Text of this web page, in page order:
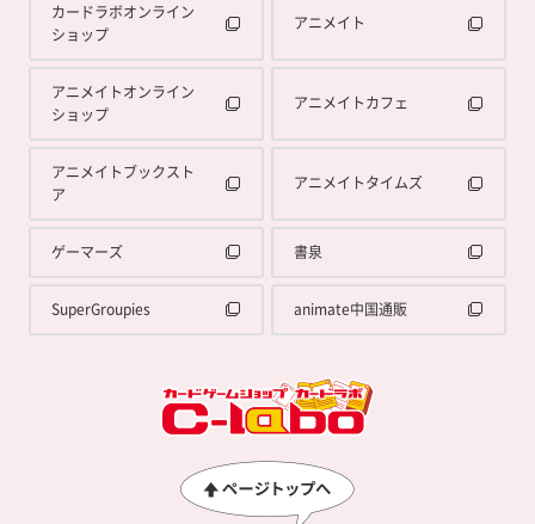
カードラボオンライン
ショップ
アニメイト
アニメイトオンライン
ショップ
アニメイトカフェ
アニメイトブックスト
ア
アニメイトタイムズ
ゲーマーズ 書泉
SuperGroupies animate中国通販